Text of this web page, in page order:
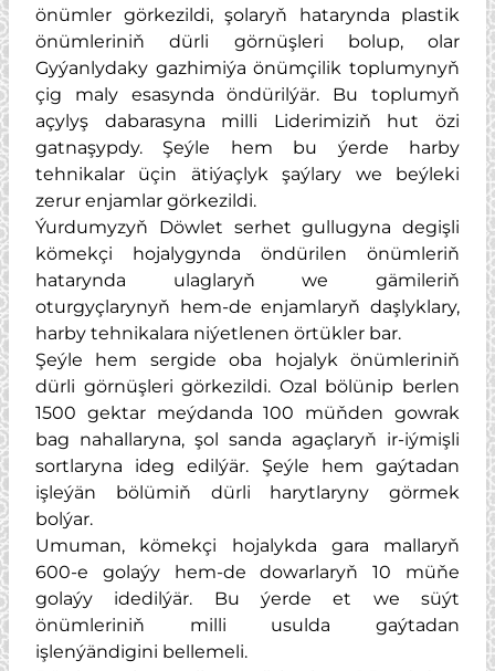
önümler görkezildi, şolaryň hatarynda plastik
önümleriniň dürli görnüşleri bolup, olar
Gyýanlydaky gazhimiýa önümçilik toplumynyň
çig maly esasynda öndürilýär. Bu toplumyň
açylyş dabarasyna milli Liderimiziň hut özi
gatnaşypdy. Şeýle hem bu ýerde harby
tehnikalar üçin ätiýaçlyk şaýlary we beýleki
zerur enjamlar görkezildi.
Ýurdumyzyň Döwlet serhet gullugyna degişli
kömekçi hojalygynda öndürilen önümleriň
hatarynda ulaglaryň we gämileriň
oturgyçlarynyň hem-de enjamlaryň daşlyklary,
harby tehnikalara niýetlenen örtükler bar.
Şeýle hem sergide oba hojalyk önümleriniň
dürli görnüşleri görkezildi. Ozal bölünip berlen
1500 gektar meýdanda 100 müňden gowrak
bag nahallaryna, şol sanda agaçlaryň ir-iýmişli
sortlaryna ideg edilýär. Şeýle hem gaýtadan
işleýän bölümiň dürli harytlaryny görmek
bolýar.
Umuman, kömekçi hojalykda gara mallaryň
600-e golaýy hem-de dowarlaryň 10 müňe
golaýy idedilýär. Bu ýerde et we süýt
önümleriniň milli usulda gaýtadan
işlenýändigini bellemeli.